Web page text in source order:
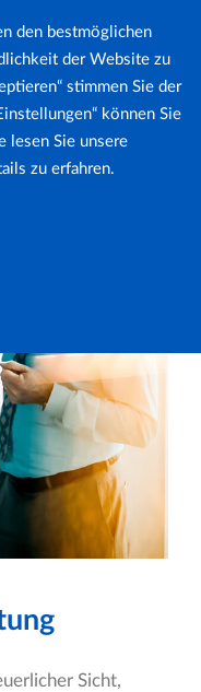
den bestmöglichen
der Website zu
stimmen Sie der
können Sie
lesen Sie unsere
zu erfahren.
Sicht,